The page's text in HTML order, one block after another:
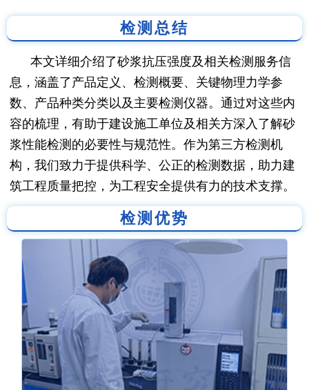
检测总结
本文详细介绍了砂浆抗压强度及相关检测服务信
息，涵盖了产品定义、检测概要、关键物理力学参
数、产品种类分类以及主要检测仪器。通过对这些内
容的梳理，有助于建设施工单位及相关方深入了解砂
浆性能检测的必要性与规范性。作为第三方检测机
构，我们致力于提供科学、公正的检测数据，助力建
筑工程质量把控，为工程安全提供有力的技术支撑。
检测优势